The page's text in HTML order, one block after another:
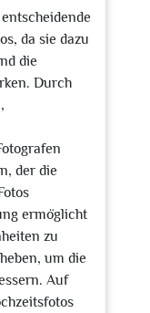
da sie dazu
die
Durch
der die
ermöglicht
zu
um die
Auf